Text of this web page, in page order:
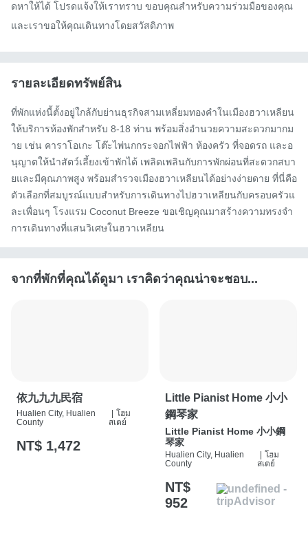
ดหาให้ได้ โปรดแจ้งให้เราทราบ ขอบคุณสำหรับความร่วมมือของคุณ
และเราขอให้คุณเดินทางโดยสวัสดิภาพ
รายละเอียดทรัพย์สิน
ที่พักแห่งนี้ตั้งอยู่ใกล้กับย่านธุรกิจสามเหลี่ยมทองคำในเมืองฮวาเหลียน
ให้บริการห้องพักสำหรับ 8-18 ท่าน พร้อมสิ่งอำนวยความสะดวกมากม
าย เช่น คาราโอเกะ โต๊ะไพ่นกกระจอกไฟฟ้า ห้องครัว ที่จอดรถ และอ
นุญาตให้นำสัตว์เลี้ยงเข้าพักได้ เพลิดเพลินกับการพักผ่อนที่สะดวกสบา
ยและมีคุณภาพสูง พร้อมสำรวจเมืองฮวาเหลียนได้อย่างง่ายดาย ที่นี่คือ
ตัวเลือกที่สมบูรณ์แบบสำหรับการเดินทางไปฮวาเหลียนกับครอบครัวแ
ละเพื่อนๆ โรงแรม Coconut Breeze ขอเชิญคุณมาสร้างความทรงจำ
การเดินทางที่แสนวิเศษในฮวาเหลียน
จากที่พักที่คุณได้ดูมา เราคิดว่าคุณน่าจะชอบ...
依九九九民宿
Hualien City, Hualien
County
โฮม
สเตย์
NT$ 1,472
Little Pianist Home 小小
鋼琴家
Little Pianist Home 小小鋼
琴家
Hualien City, Hualien
County
โฮม
สเตย์
NT$
952